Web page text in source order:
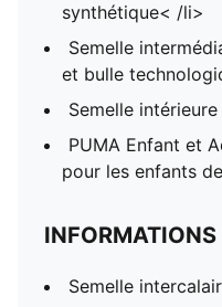
synthétique< /li>
Semelle
et bulle
Semelle
PUMA Enfant et
pour les enfants
Semelle